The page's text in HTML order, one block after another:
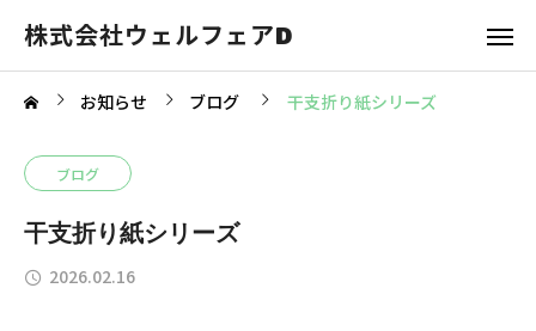
株式会社ウェルフェアD
お知らせ ブログ 干支折り紙シリーズ
ブログ
干支折り紙シリーズ
2026.02.16